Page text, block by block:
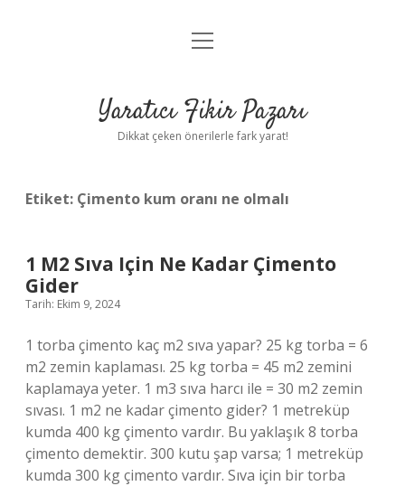
Anasayfa
Yasal Uyarı
menüyü
Yaratıcı Fikir Pazarı
Dikkat çeken önerilerle fark yarat!
Etiket: Çimento kum oranı ne olmalı
1 M2 Sıva Için Ne Kadar Çimento
Gider
Tarih: Ekim 9, 2024
1 torba çimento kaç m2 sıva yapar? 25 kg torba = 6
m2 zemin kaplaması. 25 kg torba = 45 m2 zemini
kaplamaya yeter. 1 m3 sıva harcı ile = 30 m2 zemin
sıvası. 1 m2 ne kadar çimento gider? 1 metreküp
kumda 400 kg çimento vardır. Bu yaklaşık 8 torba
çimento demektir. 300 kutu şap varsa; 1 metreküp
kumda 300 kg çimento vardır. Sıva için bir torba